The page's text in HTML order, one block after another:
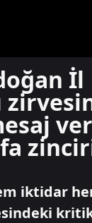
İl
iktidar